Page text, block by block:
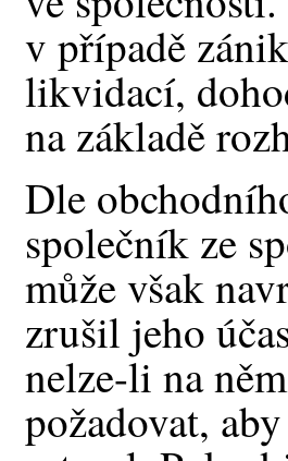
v případě
likvidací,
na základě
Dle
společník ze
může však
zrušil jeho
nelze-li na
požadovat,